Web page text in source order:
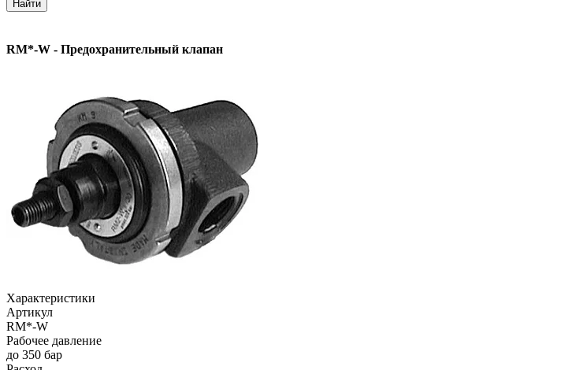
Найти
RM*-W - Предохранительный клапан
Характеристики
Артикул
RM*-W
Рабочее давление
до 350 бар